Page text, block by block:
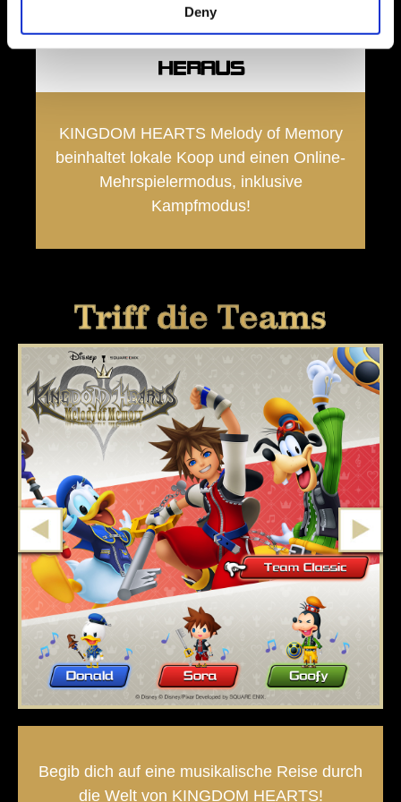
Deny
FORDERE DEINE FREUNDE
HERAUS
KINGDOM HEARTS Melody of Memory
beinhaltet lokale Koop und einen Online-
Mehrspielermodus, inklusive
Kampfmodus!
Triff die Teams
Begib dich auf eine musikalische Reise durch
die Welt von KINGDOM HEARTS!